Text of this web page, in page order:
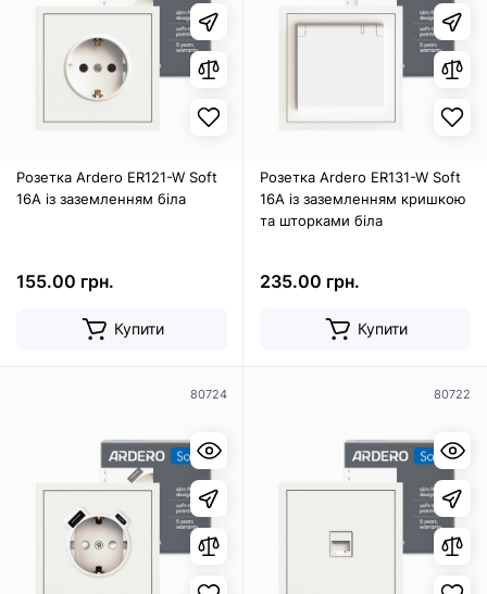
Розетка Ardero ER121-W Soft
16А із заземленням біла
155.00 грн.
Купити
Розетка Ardero ER131-W Soft
16А із заземленням кришкою
та шторками біла
235.00 грн.
Купити
80724 80722